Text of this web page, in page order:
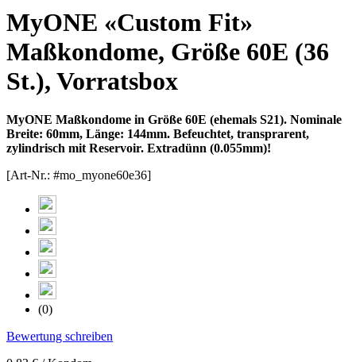
MyONE «Custom Fit»
Maßkondome, Größe 60E (36
St.), Vorratsbox
MyONE Maßkondome in Größe 60E (ehemals S21). Nominale
Breite: 60mm, Länge: 144mm. Befeuchtet, transprarent,
zylindrisch mit Reservoir. Extradünn (0.055mm)!
[Art-Nr.: #mo_myone60e36]
(0)
Bewertung schreiben